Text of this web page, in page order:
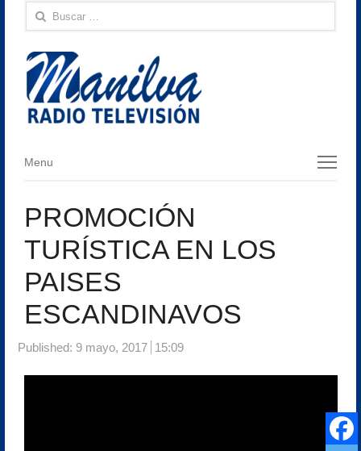
Buscar:
Menu
Menu
PROMOCIÓN
TURÍSTICA EN LOS
PAISES
ESCANDINAVOS
Published: 9 mayo, 2017 15:09